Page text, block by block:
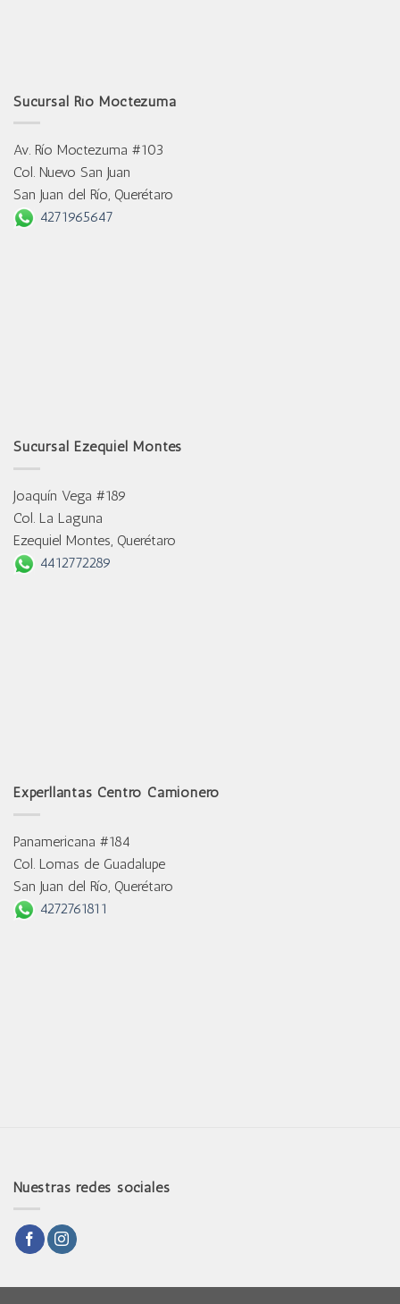
Sucursal Río Moctezuma
Av. Río Moctezuma #103
Col. Nuevo San Juan
San Juan del Río, Querétaro
4271965647
Sucursal Ezequiel Montes
Joaquín Vega #189
Col. La Laguna
Ezequiel Montes, Querétaro
4412772289
Experllantas Centro Camionero
Panamericana #184
Col. Lomas de Guadalupe
San Juan del Río, Querétaro
4272761811
Nuestras redes sociales